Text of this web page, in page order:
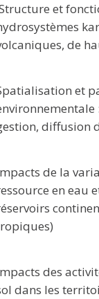
et
de
et
diffusion
de la
en eau
des
dans les